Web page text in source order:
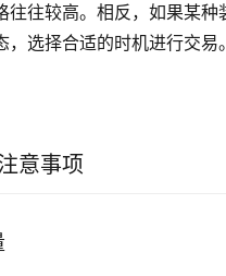
往往较高。相反，如果某
选择合适的时机进行交易。